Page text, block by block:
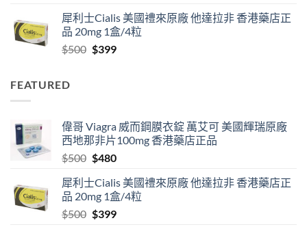
$829
through
犀利士Cialis 美國禮來原廠 他達拉非 香港藥店正
品 20mg 1盒/4粒
$500 Original
$399Current
FEATURED
偉哥 Viagra 威而鋼膜衣錠 萬艾可 美國輝瑞原廠
西地那非片100mg 香港藥店正品
$500 Original
was:
$500.
$480Current
is:
$480.
犀利士Cialis 美國禮來原廠 他達拉非 香港藥店正
品 20mg 1盒/4粒
$500 Original
$399Current